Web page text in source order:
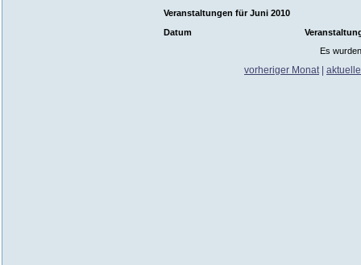
Veranstaltungen für Juni 2010
Datum
Es
vorheriger Monat|